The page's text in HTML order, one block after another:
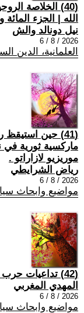
(40) الخلاصة
الله | الجزء المائة
نيل دونالد والش
2026 / 8 / 6
العلمانية، الدين
(41) حين
ماركسية ثورية في
موريزيو لازاراتو .
رياض الشرايطي
2026 / 8 / 6
مواضيع وابحاث
(42) تداعيات حرب الهروب!!
المهدي المغربي
2026 / 8 / 6
مواضيع وابحاث